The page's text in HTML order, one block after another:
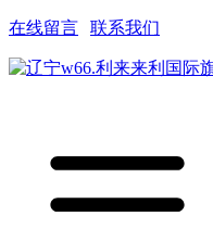
在线留言 联系我们